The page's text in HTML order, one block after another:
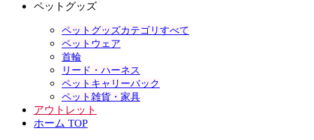
ペットグッズ
ペットグッズカテゴリすべて
ペットウェア
首輪
リード・ハーネス
ペットキャリーバック
ペット雑貨・家具
アウトレット
ホーム TOP